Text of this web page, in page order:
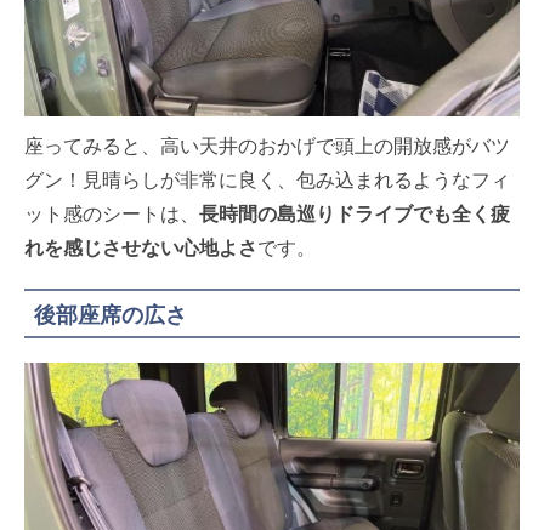
座ってみると、高い天井のおかげで頭上の開放感がバツ
グン！見晴らしが非常に良く、包み込まれるようなフィ
ット感のシートは、 長時間の島巡りドライブでも全く疲
れを感じさせない心地よさです。
後部座席の広さ